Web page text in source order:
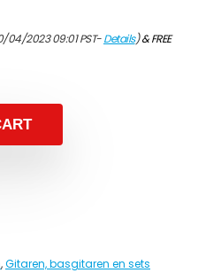
04/2023 09:01 PST-Details)&FREE
,Gitaren, basgitaren en sets